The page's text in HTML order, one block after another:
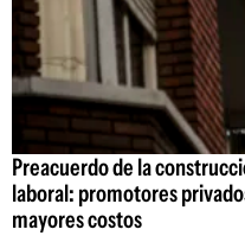
Preacuerdo de la
laboral: promotores
mayores costos